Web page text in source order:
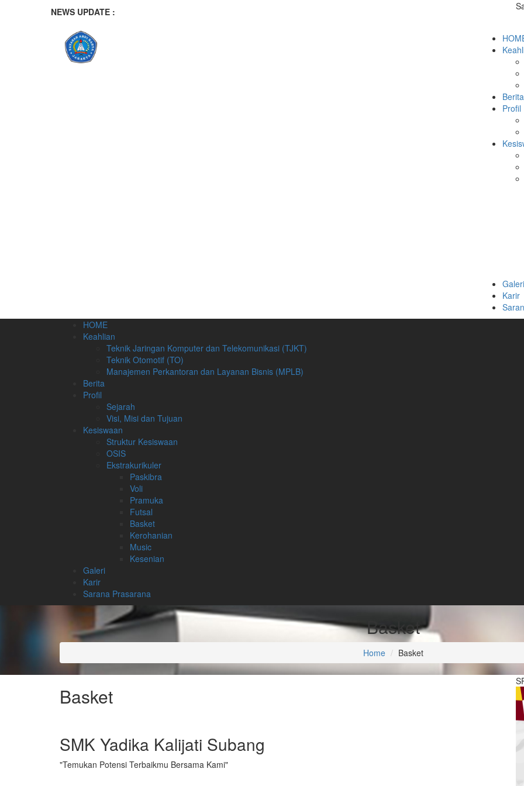
NEWS UPDATE :
Berita
Profil
Galeri
Karir
HOME
Keahlian
Teknik Jaringan Komputer dan Telekomunikasi (TJKT)
Teknik Otomotif (TO)
Manajemen Perkantoran dan Layanan Bisnis (MPLB)
Berita
Profil
Sejarah
Visi, Misi dan Tujuan
Kesiswaan
Struktur Kesiswaan
OSIS
Ekstrakurikuler
Paskibra
Voli
Pramuka
Futsal
Basket
Kerohanian
Music
Kesenian
Galeri
Karir
Sarana Prasarana
Basket
Home Basket
Basket
SMK Yadika Kalijati Subang
"Temukan Potensi Terbaikmu Bersama Kami"